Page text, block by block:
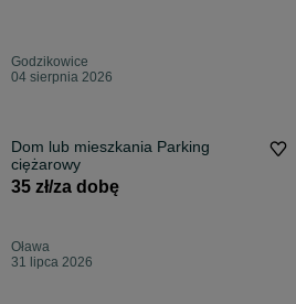
Godzikowice
04 sierpnia 2026
Dom lub mieszkania Parking
ciężarowy
35 zł/za dobę
Oława
31 lipca 2026